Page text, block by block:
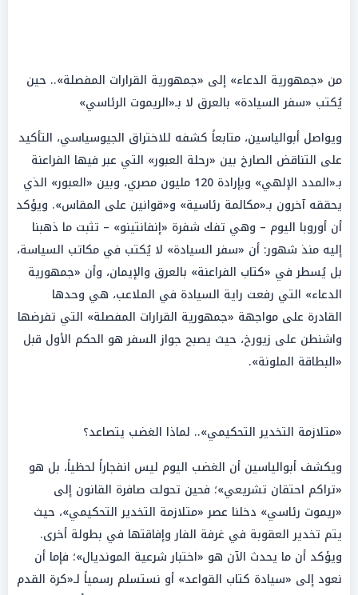
من «جمهورية الدعاء» إلى «جمهورية القرارات المفصلة».. حين
يُكتب «سفر السيادة» بالعرق لا بـ«الريموت الرئاسي»
ويواصل أبوالياسين، متابعاً كشفه للاختراق الجيوسياسي، التأكيد
على التناقض الصارخ بين «رحلة العبور» التي عبر فيها الفراعنة
بـ«المدد الإلهي» وبإرادة 120 مليون مصري، وبين «العبور» الذي
يحققه آخرون بـ«مكالمة رئاسية» و«قوانين على المقاس». ويؤكد
أن أوروبا اليوم – وهي تفك شفرة «إنفانتينو» – تثبت ما ذهبنا
إليه منذ شهور: أن «سفر السيادة» لا يُكتب في مكاتب السياسة،
بل يُسطر في «كتاب الفراعنة» بالعرق والإيمان، وأن «جمهورية
الدعاء» التي رفعت راية السيادة في الملاعب، هي وحدها
القادرة على مواجهة «جمهورية القرارات المفصلة» التي تفرضها
واشنطن على زيورخ، حيث يصبح جواز السفر هو الحكم الأول قبل
«البطاقة الملونة».
«متلازمة التخدير التحكيمي».. لماذا الغضب يتصاعد؟
ويكشف أبوالياسين أن الغضب اليوم ليس انفجاراً لحظياً، بل هو
«تراكم احتقان تشريعي»؛ فحين تحولت صافرة القانون إلى
«ريموت رئاسي» دخلنا عصر «متلازمة التخدير التحكيمي»، حيث
يتم تخدير العقوبة في غرفة الفار وإفاقتها في بطولة أخرى.
ويؤكد أن ما يحدث الآن هو «اختبار شرعية المونديال»؛ فإما أن
نعود إلى «سيادة كتاب القواعد» أو نستسلم رسمياً لـ«كرة القدم